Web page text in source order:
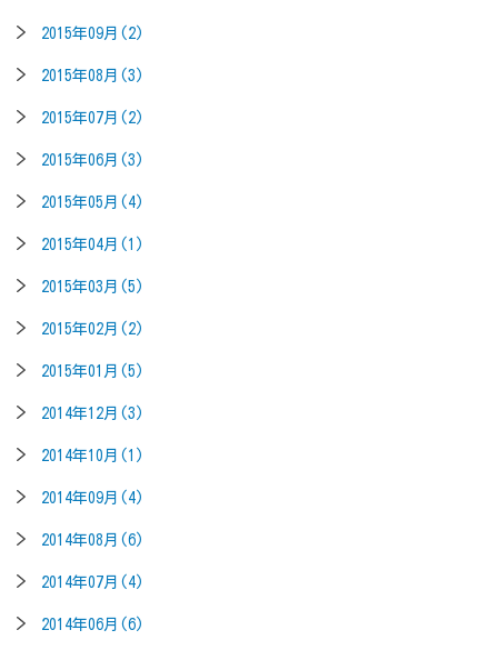
2015年09月(2)
2015年08月(3)
2015年07月(2)
2015年06月(3)
2015年05月(4)
2015年04月(1)
2015年03月(5)
2015年02月(2)
2015年01月(5)
2014年12月(3)
2014年10月(1)
2014年09月(4)
2014年08月(6)
2014年07月(4)
2014年06月(6)